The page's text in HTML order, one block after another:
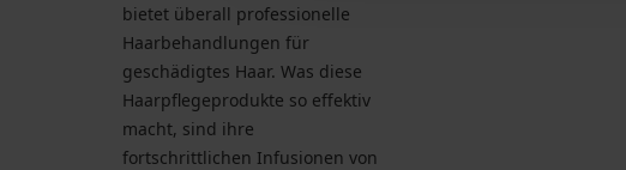
bietet überall professionelle
Haarbehandlungen für
geschädigtes Haar. Was diese
Haarpflegeprodukte so effektiv
macht, sind ihre
fortschrittlichen Infusionen von